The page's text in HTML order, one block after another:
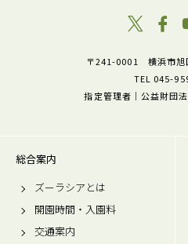
〒241-0001 横浜市旭
TEL 045-
指定管理者｜公益財団
総合案内
ズーラシアとは
開園時間・入園料
交通案内